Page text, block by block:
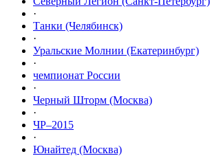
·
Танки (Челябинск)
·
Уральские Молнии (Екатеринбург)
·
чемпионат России
·
Черный Шторм (Москва)
·
ЧР–2015
·
Юнайтед (Москва)